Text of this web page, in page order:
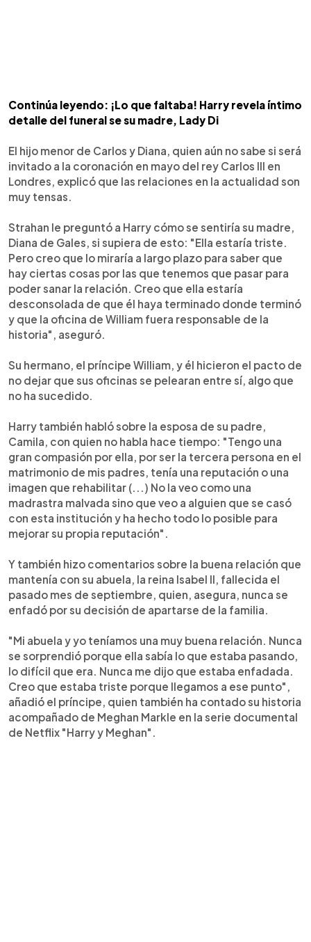
Continúa leyendo: ¡Lo que faltaba! Harry revela íntimo
detalle del funeral se su madre, Lady Di
El hijo menor de Carlos y Diana, quien aún no sabe si será
invitado a la coronación en mayo del rey Carlos III en
Londres, explicó que las relaciones en la actualidad son
muy tensas.
Strahan le preguntó a Harry cómo se sentiría su madre,
Diana de Gales, si supiera de esto: "Ella estaría triste.
Pero creo que lo miraría a largo plazo para saber que
hay ciertas cosas por las que tenemos que pasar para
poder sanar la relación. Creo que ella estaría
desconsolada de que él haya terminado donde terminó
y que la oficina de William fuera responsable de la
historia", aseguró.
Su hermano, el príncipe William, y él hicieron el pacto de
no dejar que sus oficinas se pelearan entre sí, algo que
no ha sucedido.
Harry también habló sobre la esposa de su padre,
Camila, con quien no habla hace tiempo: "Tengo una
gran compasión por ella, por ser la tercera persona en el
matrimonio de mis padres, tenía una reputación o una
imagen que rehabilitar (...) No la veo como una
madrastra malvada sino que veo a alguien que se casó
con esta institución y ha hecho todo lo posible para
mejorar su propia reputación".
Y también hizo comentarios sobre la buena relación que
mantenía con su abuela, la reina Isabel II, fallecida el
pasado mes de septiembre, quien, asegura, nunca se
enfadó por su decisión de apartarse de la familia.
"Mi abuela y yo teníamos una muy buena relación. Nunca
se sorprendió porque ella sabía lo que estaba pasando,
lo difícil que era. Nunca me dijo que estaba enfadada.
Creo que estaba triste porque llegamos a ese punto",
añadió el príncipe, quien también ha contado su historia
acompañado de Meghan Markle en la serie documental
de Netflix "Harry y Meghan".